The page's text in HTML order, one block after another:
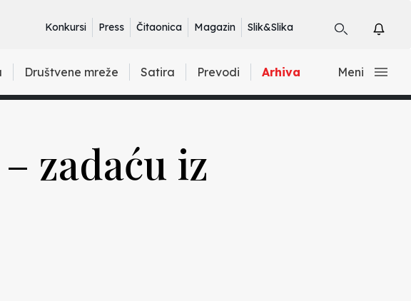
Konkursi Press Čitaonica Magazin Slik&Slika
Društvene mreže Satira Prevodi Arhiva Meni
zadaću iz